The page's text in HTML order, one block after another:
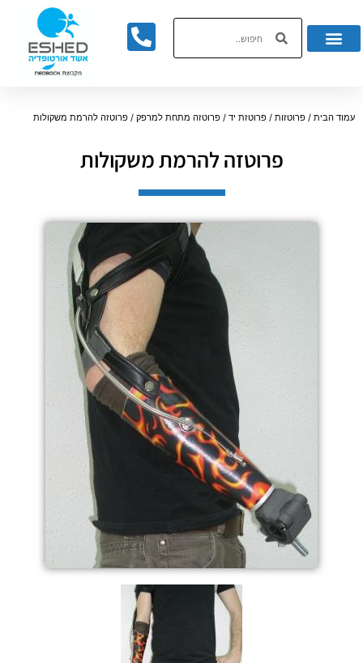
עמוד הבית / פרוטזות / פרוטזת יד / פרוטזה מתחת למרפק / פרוטזה להרמת משקולות
פרוטזה להרמת משקולות